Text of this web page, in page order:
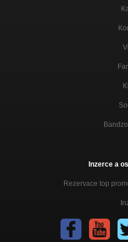
Inzerce a
Rezervace top